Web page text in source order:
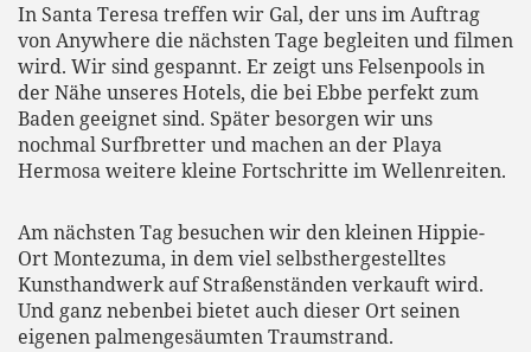
In Santa Teresa treffen wir Gal, der uns im Auftrag
von Anywhere die nächsten Tage begleiten und filmen
wird. Wir sind gespannt. Er zeigt uns Felsenpools in
der Nähe unseres Hotels, die bei Ebbe perfekt zum
Baden geeignet sind. Später besorgen wir uns
nochmal Surfbretter und machen an der Playa
Hermosa weitere kleine Fortschritte im Wellenreiten.
Am nächsten Tag besuchen wir den kleinen Hippie-
Ort Montezuma, in dem viel selbsthergestelltes
Kunsthandwerk auf Straßenständen verkauft wird.
Und ganz nebenbei bietet auch dieser Ort seinen
eigenen palmengesäumten Traumstrand.